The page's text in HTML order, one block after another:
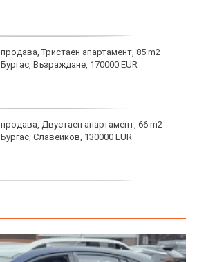
продава, Тристаен апартамент, 85 m2
Бургас, Възраждане, 170000 EUR
продава, Двустаен апартамент, 66 m2
Бургас, Славейков, 130000 EUR